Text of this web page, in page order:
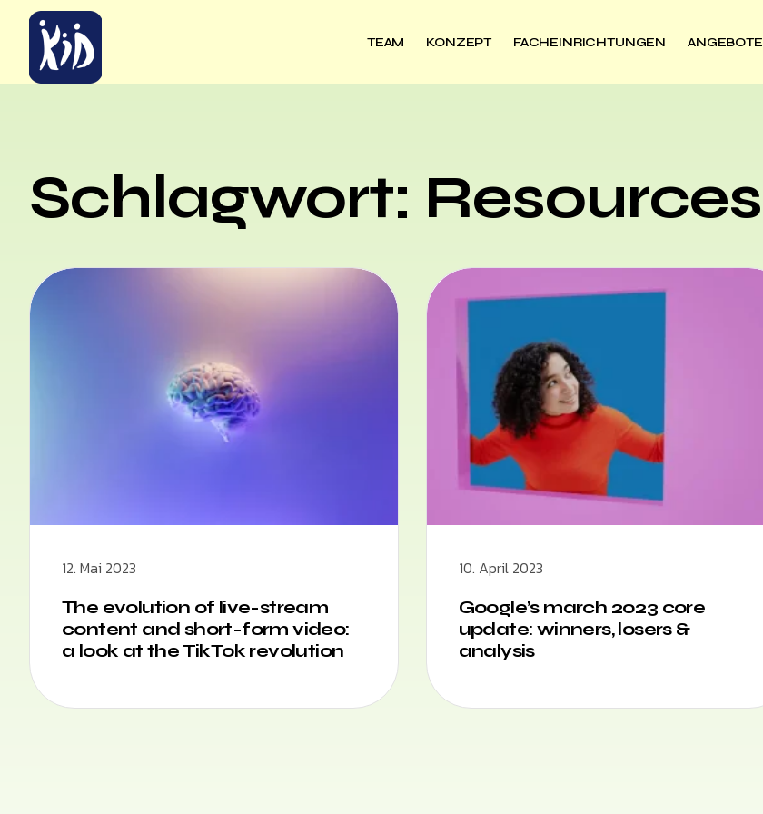
TEAM KONZEPT FACHEINRICHTUNGEN ANGEBOTE
Schlagwort: Resources
12. Mai 2023
The evolution of live-stream
content and short-form video:
a look at the TikTok revolution
10. April 2023
Google’s march 2023 core
update: winners, losers &
analysis